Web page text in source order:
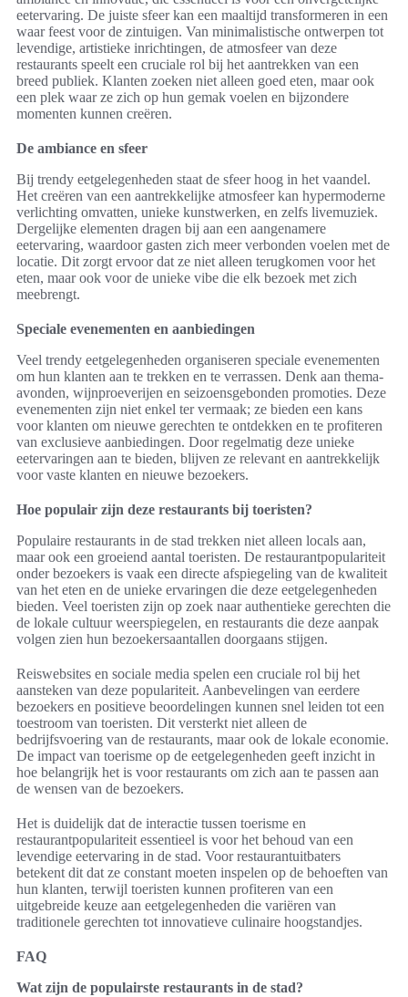
eetervaring. De juiste sfeer kan een maaltijd transformeren in een
waar feest voor de zintuigen. Van minimalistische ontwerpen tot
levendige, artistieke inrichtingen, de atmosfeer van deze
restaurants speelt een cruciale rol bij het aantrekken van een
breed publiek. Klanten zoeken niet alleen goed eten, maar ook
een plek waar ze zich op hun gemak voelen en bijzondere
momenten kunnen creëren.
De ambiance en sfeer
Bij trendy eetgelegenheden staat de sfeer hoog in het vaandel.
Het creëren van een aantrekkelijke atmosfeer kan hypermoderne
verlichting omvatten, unieke kunstwerken, en zelfs livemuziek.
Dergelijke elementen dragen bij aan een aangenamere
eetervaring, waardoor gasten zich meer verbonden voelen met de
locatie. Dit zorgt ervoor dat ze niet alleen terugkomen voor het
eten, maar ook voor de unieke vibe die elk bezoek met zich
meebrengt.
Speciale evenementen en aanbiedingen
Veel trendy eetgelegenheden organiseren speciale evenementen
om hun klanten aan te trekken en te verrassen. Denk aan thema-
avonden, wijnproeverijen en seizoensgebonden promoties. Deze
evenementen zijn niet enkel ter vermaak; ze bieden een kans
voor klanten om nieuwe gerechten te ontdekken en te profiteren
van exclusieve aanbiedingen. Door regelmatig deze unieke
eetervaringen aan te bieden, blijven ze relevant en aantrekkelijk
voor vaste klanten en nieuwe bezoekers.
Hoe populair zijn deze restaurants bij toeristen?
Populaire restaurants in de stad trekken niet alleen locals aan,
maar ook een groeiend aantal toeristen. De restaurantpopulariteit
onder bezoekers is vaak een directe afspiegeling van de kwaliteit
van het eten en de unieke ervaringen die deze eetgelegenheden
bieden. Veel toeristen zijn op zoek naar authentieke gerechten die
de lokale cultuur weerspiegelen, en restaurants die deze aanpak
volgen zien hun bezoekersaantallen doorgaans stijgen.
Reiswebsites en sociale media spelen een cruciale rol bij het
aansteken van deze populariteit. Aanbevelingen van eerdere
bezoekers en positieve beoordelingen kunnen snel leiden tot een
toestroom van toeristen. Dit versterkt niet alleen de
bedrijfsvoering van de restaurants, maar ook de lokale economie.
De impact van toerisme op de eetgelegenheden geeft inzicht in
hoe belangrijk het is voor restaurants om zich aan te passen aan
de wensen van de bezoekers.
Het is duidelijk dat de interactie tussen toerisme en
restaurantpopulariteit essentieel is voor het behoud van een
levendige eetervaring in de stad. Voor restaurantuitbaters
betekent dit dat ze constant moeten inspelen op de behoeften van
hun klanten, terwijl toeristen kunnen profiteren van een
uitgebreide keuze aan eetgelegenheden die variëren van
traditionele gerechten tot innovatieve culinaire hoogstandjes.
FAQ
Wat zijn de populairste restaurants in de stad?